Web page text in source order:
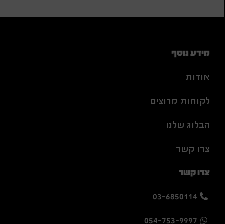
מידע נוסף
אודות
לקוחות מרוצים
הבלוג שלנו
צרו קשר
צרו קשר
03-6850114
054-753-9997